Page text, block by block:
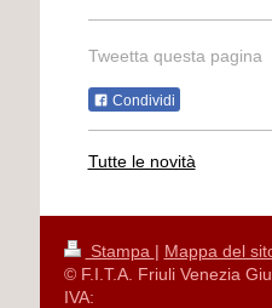
Tweetta questa pagina
Condividi
Tutte le novità
Stampa | Mappa del
© F.I.T.A. Friuli Venezia
IVA: